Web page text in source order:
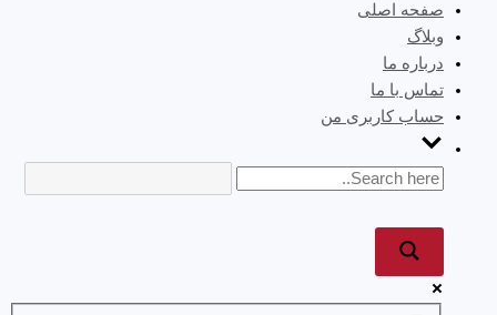
صفحه اصلی
وبلاگ
درباره ما
تماس با ما
حساب کاربری من